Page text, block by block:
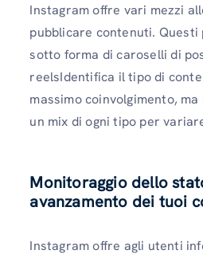
Instagram offre vari mezzi
pubblicare contenuti.
sotto forma di caroselli di
reelsIdentifica il tipo di
massimo coinvolgimento,
un mix di ogni tipo per
Monitoraggio dello
avanzamento dei tuoi
Instagram offre agli utenti